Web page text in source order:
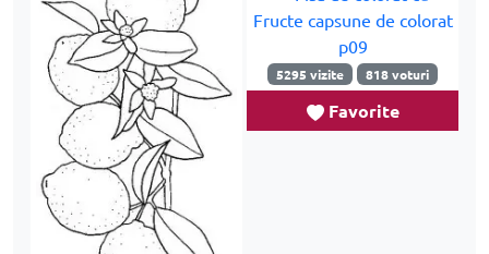
5295 vizite 818 voturi
Favorite